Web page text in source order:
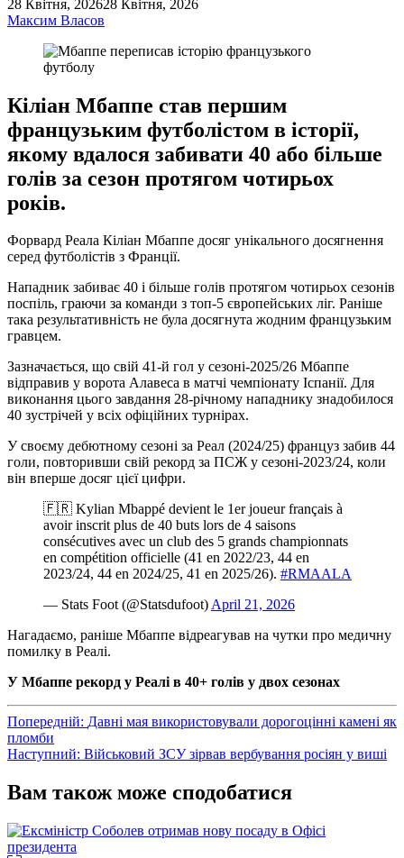
28 Квітня, 202628 Квітня, 2026
Максим Власов
Кіліан Мбаппе став першим
французьким футболістом в історії,
якому вдалося забивати 40 або більше
голів за сезон протягом чотирьох
років.
Форвард Реала Кіліан Мбаппе досяг унікального досягнення
серед футболістів з Франції.
Нападник забиває 40 і більше голів протягом чотирьох сезонів
поспіль, граючи за команди з топ-5 європейських ліг. Раніше
така результативність не була досягнута жодним французьким
гравцем.
Зазначається, що свій 41-й гол у сезоні-2025/26 Мбаппе
відправив у ворота Алавеса в матчі чемпіонату Іспанії. Для
виконання цього завдання 28-річному нападнику знадобилося
40 зустрічей у всіх офіційних турнірах.
У своєму дебютному сезоні за Реал (2024/25) француз забив 44
голи, повторивши свій рекорд за ПСЖ у сезоні-2023/24, коли
він вперше досяг цієї цифри.
🇫🇷 Kylian Mbappé devient le 1er joueur français à
avoir inscrit plus de 40 buts lors de 4 saisons
consécutives avec un club des 5 grands championnats
en compétition officielle (41 en 2022/23, 44 en
2023/24, 44 en 2024/25, 41 en 2025/26). #RMAALA
— Stats Foot (@Statsdufoot)April 21, 2026
Нагадаємо, раніше Мбаппе відреагував на чутки про медичну
помилку в Реалі.
У Мбаппе рекорд у Реалі в 40+ голів у двох сезонах
Навігація
записів
Попередній: Давні мая використовували дорогоцінні камені як
пломби
Наступний: Військовий ЗСУ зірвав вербування росіян у виші
Вам також може сподобатися